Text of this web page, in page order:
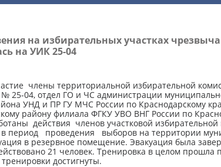
на избирательных участках
на УИК 25-04
члены территориальной избирательной
25-04, отдел ГО и ЧС администрации
УНД и ПР ГУ МЧС России по Краснодарскому
району филиала ФГКУ УВО ВНГ России по
действия членов участковой
период проведения выборов на территории
в резервное помещение. Эвакуация была
21 человек. Тренировка в целом
достигнуты.